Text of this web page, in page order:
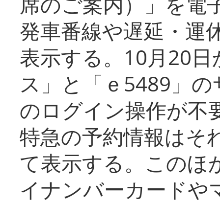
発車番線や遅延・運
表示する。10月20
ス」と「ｅ5489」
のログイン操作が不
特急の予約情報はそ
て表示する。このほ
イナンバーカードや